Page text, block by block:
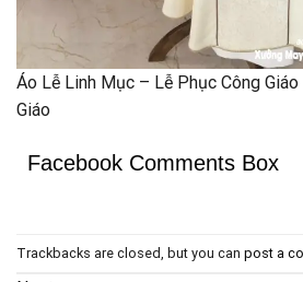
Áo Lễ Linh Mục – Lễ Phục Công
Giáo
Facebook Comments Box
Trackbacks are closed, but you can post a